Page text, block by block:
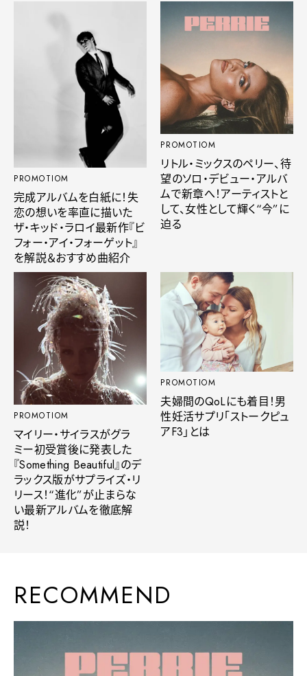
PROMOTIOM
完成アルバムを白紙に！失
恋の想いを率直に描いた
ザ・キッド・ラロイ最新作『ビ
フォー・アイ・フォーゲット』
を解説＆おすすめ曲紹介
PROMOTIOM
リトル・ミックスのペリー、待
望のソロ・デビュー・アルバ
ムで新章へ！アーティストと
して、女性として輝く“今”に
迫る
PROMOTIOM
マイリー・サイラスがグラ
ミー初受賞後に発表した
『Something Beautiful』のデ
ラックス版がサプライズ・リ
リース！“進化”が止まらな
い最新アルバムを徹底解
説！
PROMOTIOM
夫婦間のQoLにも着目！男
性妊活サプリ「ストークピュ
アF3」とは
RECOMMEND